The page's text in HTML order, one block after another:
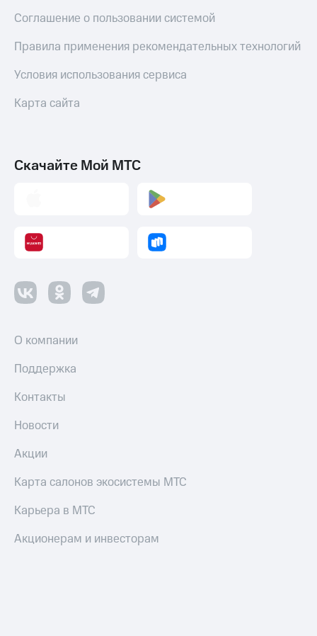
Соглашение о пользовании системой
Правила применения рекомендательных технологий
Условия использования сервиса
Карта сайта
Скачайте Мой МТС
О компании
Поддержка
Контакты
Новости
Акции
Карта салонов экосистемы МТС
Карьера в МТС
Акционерам и инвесторам